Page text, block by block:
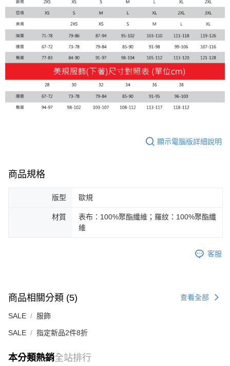
顯示電腦版詳細說明
商品規格
版型 歐規
材質
表布：100%聚酯纖維；羅紋：100%聚酯纖
維
客服
商品相關分類 (5) 查看全部
SALE 服飾
SALE 指定新品2件8折
本分類熱銷全站排行